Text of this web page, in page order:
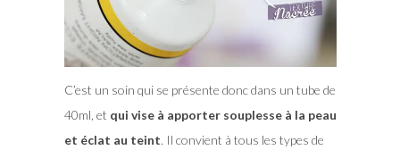
C’est un soin qui se présente donc dans un tube de
40ml, et qui vise à apporter souplesse à la peau
et éclat au teint. Il convient à tous les types de